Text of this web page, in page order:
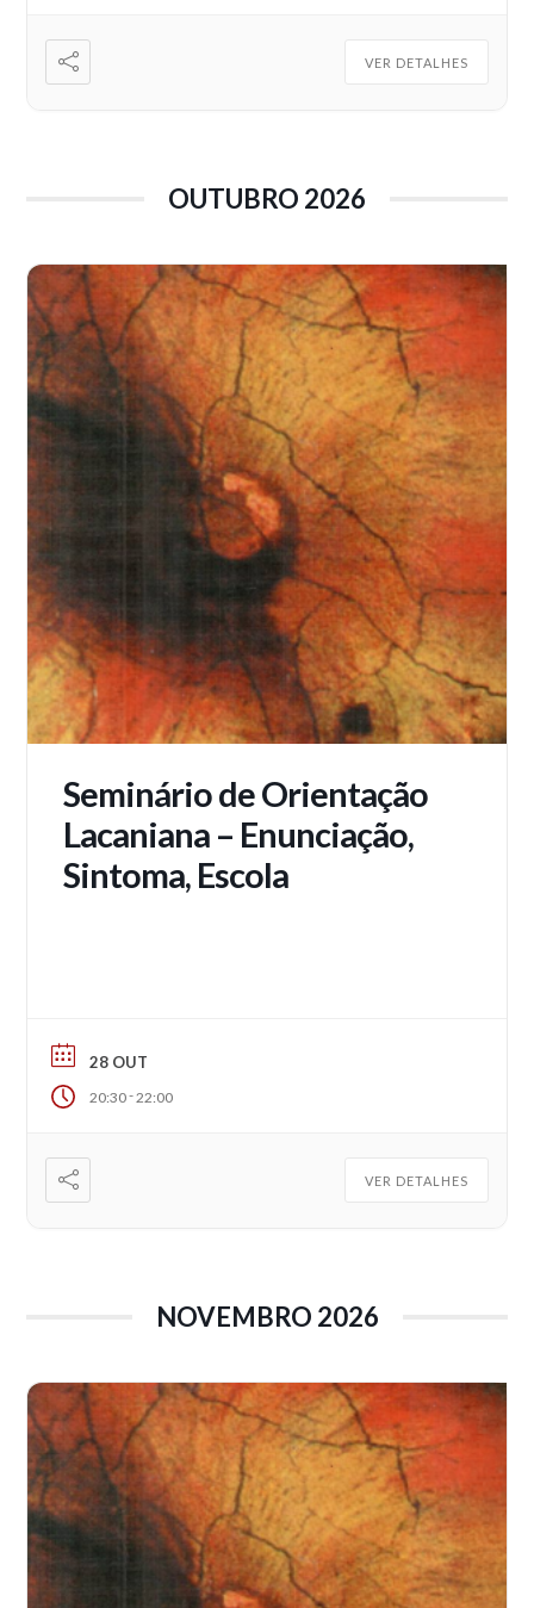
VER DETALHES
OUTUBRO 2026
Seminário de Orientação
Lacaniana – Enunciação,
Sintoma, Escola
28 OUT
20:30-22:00
VER DETALHES
NOVEMBRO 2026